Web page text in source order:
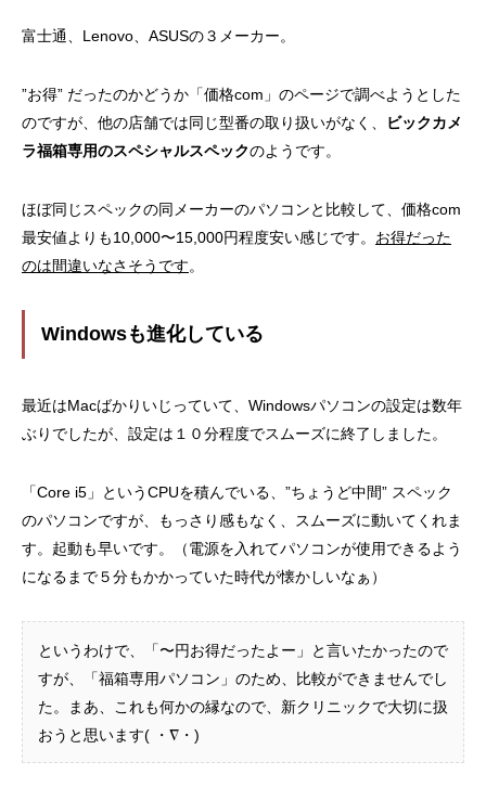
富士通、Lenovo、ASUSの３メーカー。
”お得” だったのかどうか「価格com」のページで調べようとした
のですが、他の店舗では同じ型番の取り扱いがなく、
ビックカメ
ラ福箱専用のスペシャルスペックのようです。
ほぼ同じスペックの同メーカーのパソコンと比較して、価格com
最安値よりも10,000〜15,000円程度安い感じです。 お得だった
のは間違いなさそうです。
Windowsも進化している
最近はMacばかりいじっていて、Windowsパソコンの設定は数年
ぶりでしたが、設定は１０分程度でスムーズに終了しました。
「Core i5」というCPUを積んでいる、”ちょうど中間” スペック
のパソコンですが、もっさり感もなく、スムーズに動いてくれま
す。起動も早いです。（電源を入れてパソコンが使用できるよう
になるまで５分もかかっていた時代が懐かしいなぁ）
というわけで、「〜円お得だったよー」と言いたかったので
すが、「福箱専用パソコン」のため、比較ができませんでし
た。まあ、これも何かの縁なので、新クリニックで大切に扱
おうと思います( ・∇・)